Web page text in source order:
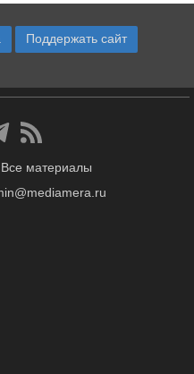
Поддержать сайт
Все материалы